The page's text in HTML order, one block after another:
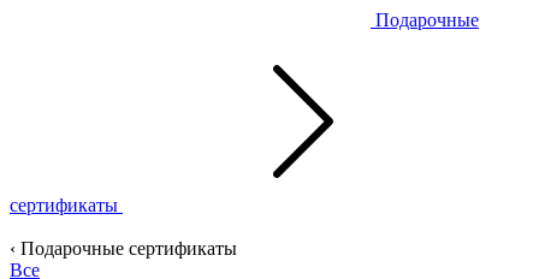
Подарочные
сертификаты
‹ Подарочные сертификаты
Все